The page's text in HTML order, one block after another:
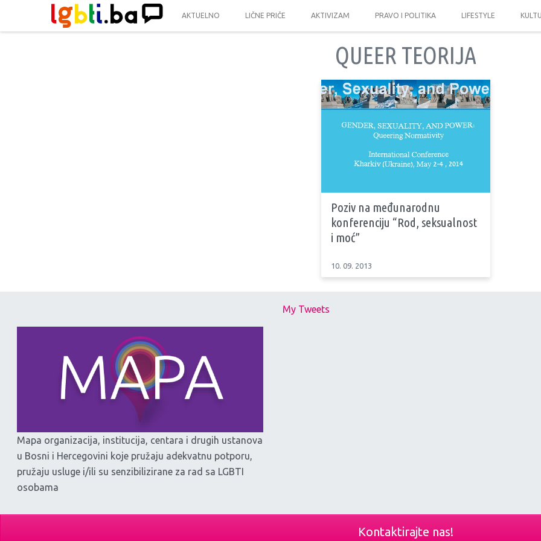
AKTUELNO LIČNE PRIČE AKTIVIZAM PRAVO I POLITIKA LIFESTYLE
QUEER TEORIJA
Poziv na međunarodnu
konferenciju “Rod, seksualnost
i moć”
10. 09. 2013
Mapa organizacija, institucija, centara i drugih ustanova
u Bosni i Hercegovini koje pružaju adekvatnu potporu,
pružaju usluge i/ili su senzibilizirane za rad sa LGBTI
osobama
My Tweets
Kontaktirajte nas!